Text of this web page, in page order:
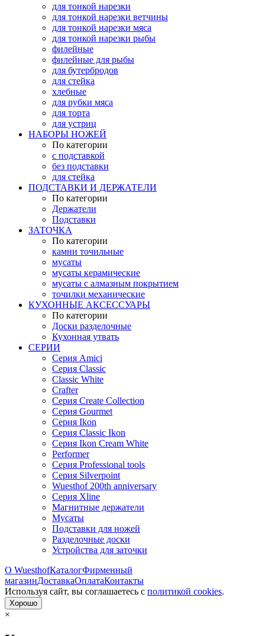
для тонкой нарезки
для тонкой нарезки ветчины
для тонкой нарезки мяса
для тонкой нарезки рыбы
филейные
филейные для рыбы
для бутербродов
для стейка
хлебные
для рубки мяса
для торта
для устриц
НАБОРЫ НОЖЕЙ
По категории
с подставкой
без подставки
для стейка
ПОДСТАВКИ И ДЕРЖАТЕЛИ
По категории
Держатели
Подставки
ЗАТОЧКА
По категории
камни точильные
мусаты
мусаты керамические
мусаты с алмазным покрытием
точилки механические
КУХОННЫЕ АКСЕССУАРЫ
По категории
Доски разделочные
Кухонная утвать
СЕРИИ
Серия Amici
Серия Classic
Classic White
Crafter
Серия Create Collection
Серия Gourmet
Серия Ikon
Серия Classic Ikon
Серия Ikon Cream White
Performer
Серия Professional tools
Серия Silverpoint
Wuesthof 200th anniversary
Серия Xline
Магнитные держатели
Мусаты
Подставки для ножей
Разделочные доски
Устройства для заточки
О WuesthofКаталогФирменный
магазинДоставкаОплатаКонтакты
Используя сайт, вы согла­шаетесь с политикой cookies.
Хорошо
×